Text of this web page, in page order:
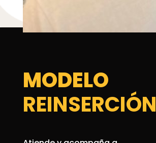
MODELO
REINSERCIÓN